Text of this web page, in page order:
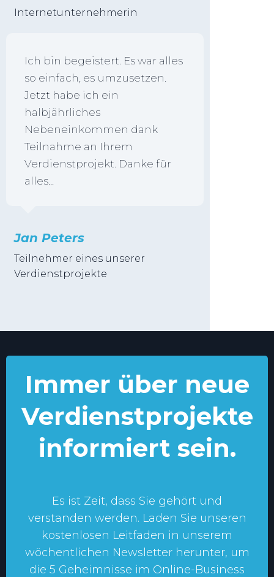
Internetunternehmerin
Ich bin begeistert. Es war alles
so einfach, es umzusetzen.
Jetzt habe ich ein
halbjährliches
Nebeneinkommen dank
Teilnahme an Ihrem
Verdienstprojekt. Danke für
alles...
Jan Peters
Teilnehmer eines unserer
Verdienstprojekte
Immer über neue
Verdienstprojekte
informiert sein.
Es ist Zeit, dass Sie gehört und
verstanden werden. Laden Sie unseren
kostenlosen Leitfaden in unserem
wöchentlichen Newsletter herunter, um
die 5 Geheimnisse im Online-Business